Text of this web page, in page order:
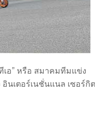
เอ” หรือ สมาคมทีมแข่ง
นเตอร์เนชั่นแนล เซอร์กิต